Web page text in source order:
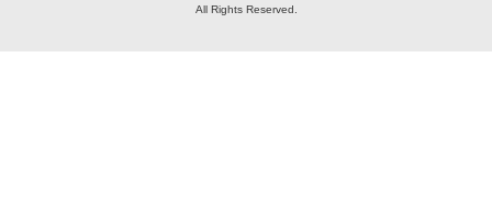
All Rights Reserved.